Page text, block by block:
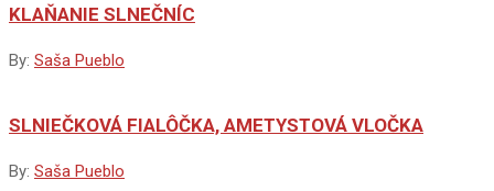
KLAŇANIE SLNEČNÍC
By: Saša Pueblo
SLNIEČKOVÁ FIALÔČKA, AMETYSTOVÁ VLOČKA
By: Saša Pueblo